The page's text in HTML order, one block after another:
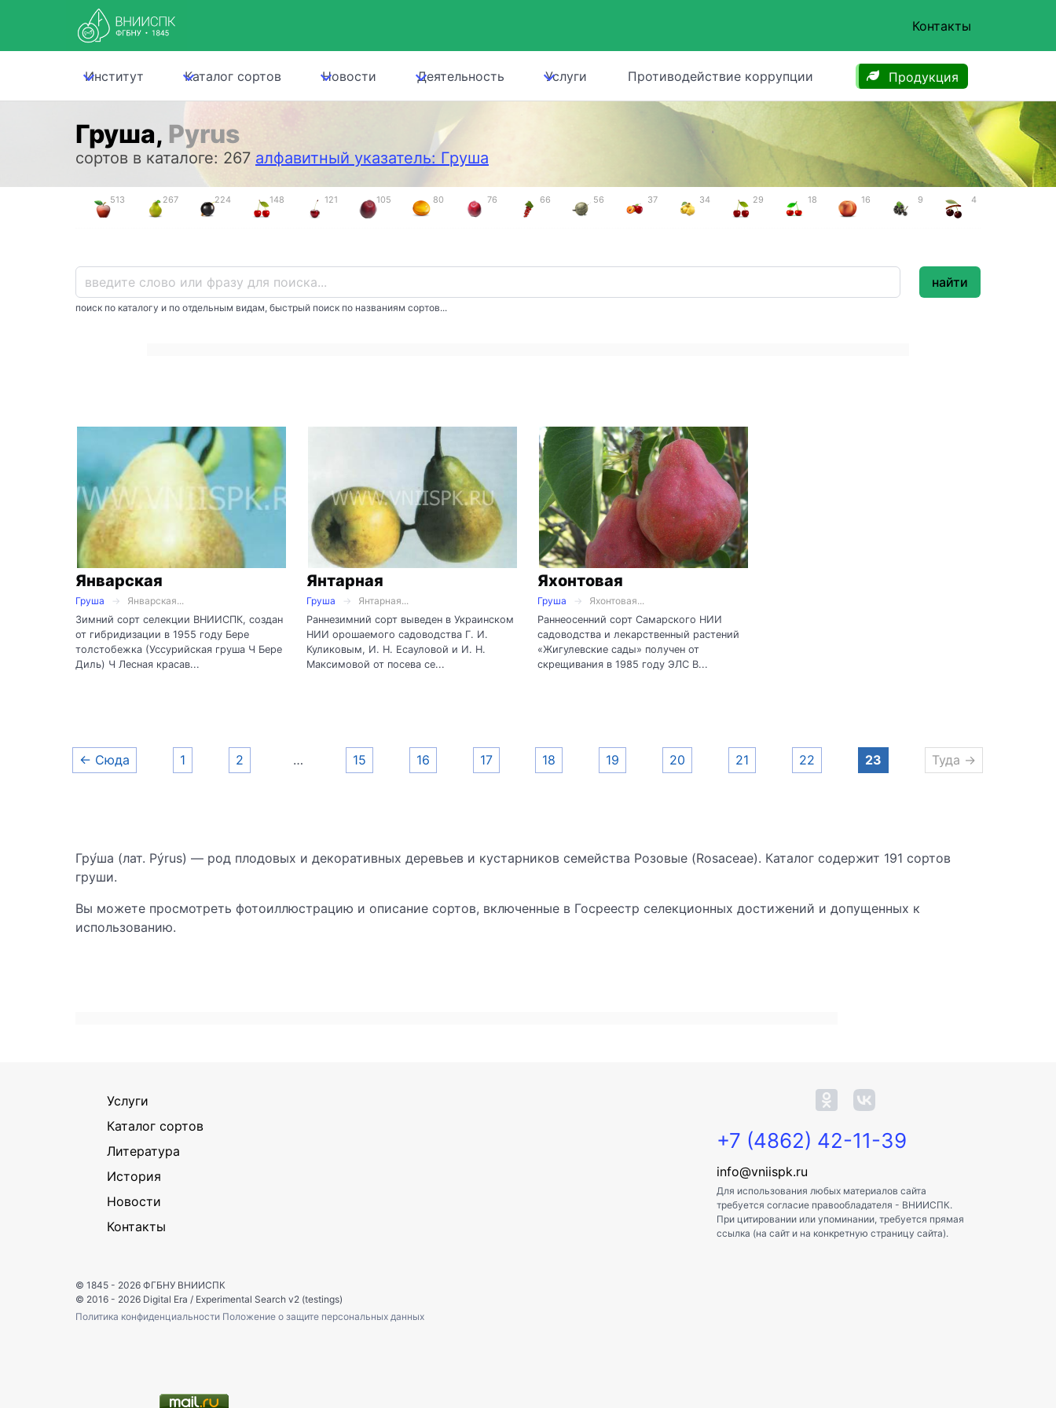
Контакты
Институт Каталог сортов Новости Деятельность Услуги Противодействие коррупции Продукция
Груша, Pyrus
сортов в каталоге: 267 алфавитный указатель: Груша
513 267 224 148 121 105 80 76 66 56 37 34 29 18 16 9 4
поиск по каталогу и по отдельным видам, быстрый поиск по названиям сортов...
найти
Январская
Груша
Январская...
Зимний сорт селекции ВНИИСПК, создан
от гибридизации в 1955 году Бере
толстобежка (Уссурийская груша Ч Бере
Диль) Ч Лесная красав...
Янтарная
Груша
Янтарная...
Раннезимний сорт выведен в Украинском
НИИ орошаемого садоводства Г. И.
Куликовым, И. Н. Есауловой и И. Н.
Максимовой от посева се...
Яхонтовая
Груша
Яхонтовая...
Раннеосенний сорт Самарского НИИ
садоводства и лекарственный растений
«Жигулевские сады» получен от
скрещивания в 1985 году ЭЛС В...
← Сюда 1 2 … 15 16 17 18 19 20 21 22 23 Туда →
Гру́ша (лат. Pýrus) — род плодовых и декоративных деревьев и кустарников семейства Розовые (Rosaceae). Каталог содержит 191 сортов
груши.
Вы можете просмотреть фотоиллюстрацию и описание сортов, включенные в Госреестр селекционных достижений и допущенных к
использованию.
Услуги
Каталог сортов
Литература
История
Новости
Контакты
+7 (4862) 42-11-39
info@vniispk.ru
Для использования любых материалов сайта
требуется согласие правообладателя - ВНИИСПК.
При цитировании или упоминании, требуется прямая
ссылка (на сайт и на конкретную страницу сайта).
© 1845 - 2026 ФГБНУ ВНИИСПК
© 2016 - 2026 Digital Era / Experimental Search v2 (testings)
Политика конфиденциальности Положение о защите персональных данных